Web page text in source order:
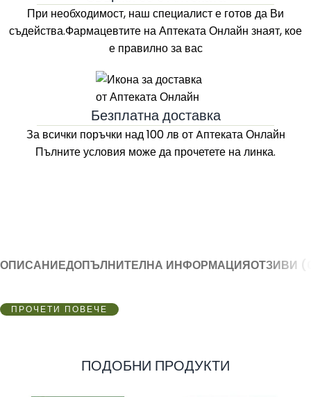
При необходимост, наш специалист е готов да Ви
съдейства.Фармацевтите наАптеката Онлайн знаят, кое
е правилно за вас
Безплатна доставка
За всички поръчки над 100 лв от Aптеката Онлайн
Пълните условия може да прочетете на линка.
ОПИСАНИЕДОПЪЛНИТЕЛНА ИНФОРМАЦИЯОТЗИВИ
ПРОЧЕТИ ПОВЕЧЕ
ПОДОБНИ ПРОДУКТИ